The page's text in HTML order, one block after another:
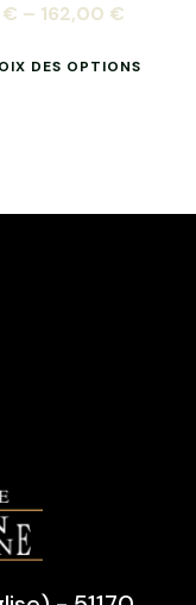
€ – 162,00 €
DES OPTIONS